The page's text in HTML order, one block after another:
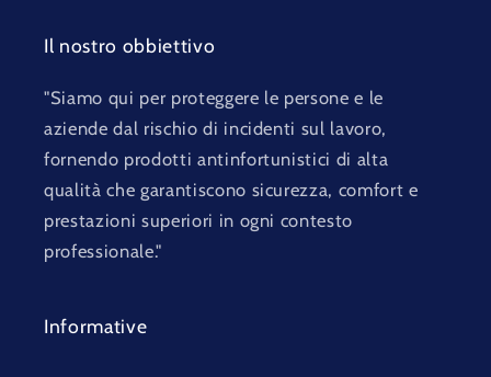
Il nostro obbiettivo
"Siamo qui per proteggere le persone e le
aziende dal rischio di incidenti sul lavoro,
fornendo prodotti antinfortunistici di alta
qualità che garantiscono sicurezza, comfort e
prestazioni superiori in ogni contesto
professionale."
Informative